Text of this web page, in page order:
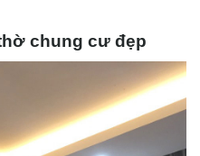
chung cư đẹp